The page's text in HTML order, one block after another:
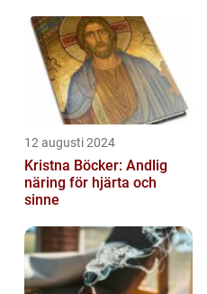
12 augusti 2024
Kristna Böcker: Andlig
näring för hjärta och
sinne